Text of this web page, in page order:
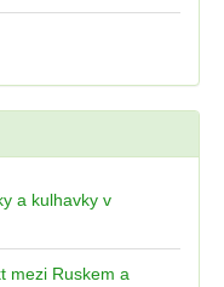
a kulhavky v
mezi Ruskem a